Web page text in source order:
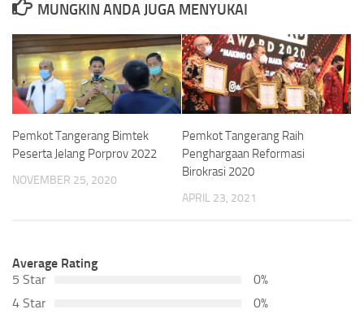
MUNGKIN ANDA JUGA MENYUKAI
Pemkot Tangerang Bimtek
Peserta Jelang Porprov 2022
NOVEMBER 25, 2020
Pemkot Tangerang Raih
Penghargaan Reformasi
Birokrasi 2020
APRIL 23, 2021
Average Rating
5 Star
0%
4 Star
0%